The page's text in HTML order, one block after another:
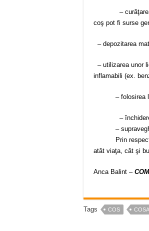
– curăţarea
coş pot fi surse
– depozitarea
– utilizarea unor
inflamabili (ex.
– folosirea
– închiderea
–
Prin
atât viaţa, cât şi
Anca Balint –
Tags COS